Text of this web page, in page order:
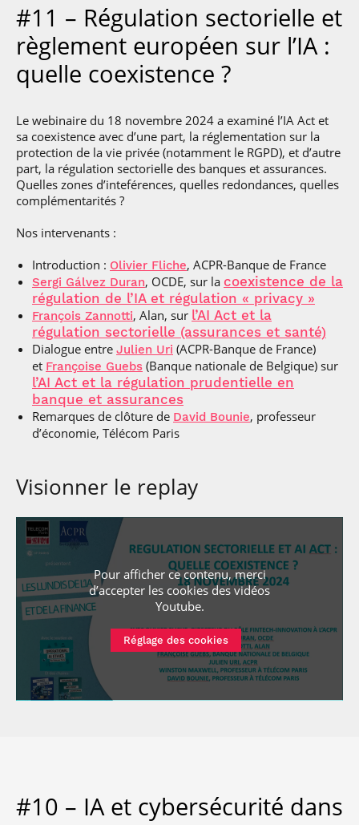
#11 – Régulation sectorielle et
règlement européen sur l’IA :
quelle coexistence ?
Le webinaire du 18 novembre 2024 a examiné l’IA Act et
sa coexistence avec d’une part, la réglementation sur la
protection de la vie privée (notamment le RGPD), et d’autre
part, la régulation sectorielle des banques et assurances.
Quelles zones d’inteférences, quelles redondances, quelles
complémentarités ?
Nos intervenants :
Introduction : Olivier Fliche, ACPR-Banque de France
Sergi Gálvez Duran, OCDE, sur la coexistence de la
régulation de l’IA et régulation « privacy »
François Zannotti, Alan, sur l’AI Act et la
régulation sectorielle (assurances et santé)
Dialogue entre Julien Uri (ACPR-Banque de France)
et Françoise Guebs (Banque nationale de Belgique) sur
l’AI Act et la régulation prudentielle en
banque et assurances
Remarques de clôture de David Bounie, professeur
d’économie, Télécom Paris
Visionner le replay
Pour afficher ce contenu, merci
d’accepter les cookiesdes vidéos
Youtube.
Réglage des cookies
#10 – IA et cybersécurité dans